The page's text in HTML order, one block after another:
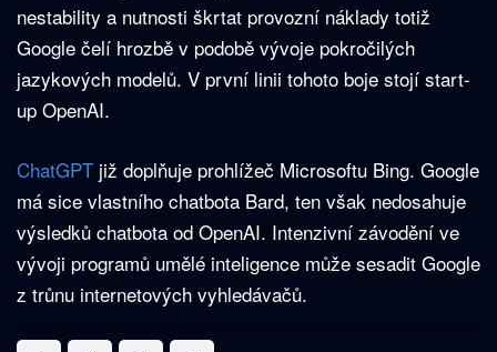
nestability a nutnosti škrtat provozní náklady totiž
Google čelí hrozbě v podobě vývoje pokročilých
jazykových modelů. V první linii tohoto boje stojí start-
up OpenAI.
ChatGPT již doplňuje prohlížeč Microsoftu Bing. Google
má sice vlastního chatbota Bard, ten však nedosahuje
výsledků chatbota od OpenAI. Intenzivní závodění ve
vývoji programů umělé inteligence může sesadit Google
z trůnu internetových vyhledávačů.